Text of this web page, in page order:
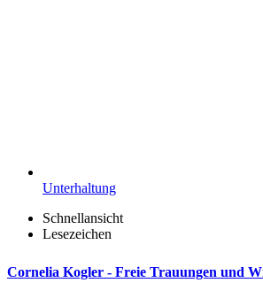
Unterhaltung
Schnellansicht
Lesezeichen
Cornelia Kogler - Freie Trauungen und